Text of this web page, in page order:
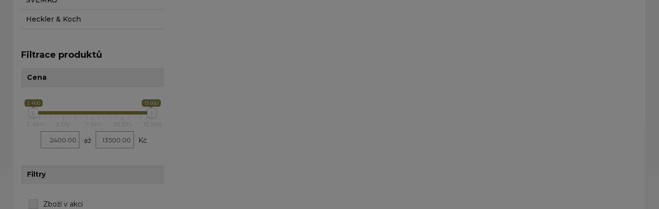
Heckler & Koch
Filtrace produktů
Cena
2 400 13 500
2 400 5 175 7 950 10 725 13 500
až Kč
Filtry
Zboží v akci